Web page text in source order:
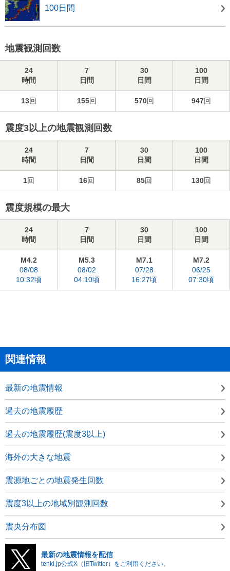
100日間
地震観測回数
24
時間
7
日間
30
日間
100
日間
13回 155回 570回 947回
震度3以上の地震観測回数
24
時間
7
日間
30
日間
100
日間
1回 16回 85回 130回
震度規模の最大
24
時間
7
日間
30
日間
100
日間
M4.2
08/08
10:32頃
M5.3
08/02
04:10頃
M7.1
07/28
16:27頃
M7.2
06/25
07:30頃
関連情報
最新の地震情報
過去の地震履歴
過去の地震履歴(震度3以上)
海外の大きな地震
震源地ごとの地震発生回数
震度3以上の地域別観測回数
震央分布図
最新の地震情報を配信
tenki.jp公式X（旧Twitter）をご利用ください。